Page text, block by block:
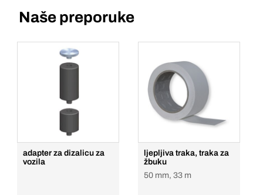
Naše preporuke
adapter za dizalicu za
vozila
ljepljiva traka, traka za
žbuku
50 mm, 33 m